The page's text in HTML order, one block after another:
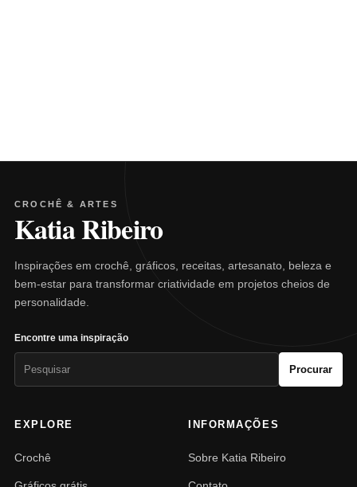
CROCHÊ & ARTES
Katia Ribeiro
Inspirações em crochê, gráficos, receitas, artesanato, beleza e
bem-estar para transformar criatividade em projetos cheios de
personalidade.
Encontre uma inspiração
Procurar
EXPLORE
Crochê
INFORMAÇÕES
Sobre Katia Ribeiro